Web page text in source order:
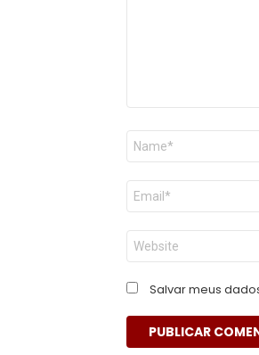
Nome
E-
mail
*
Site
Salvar meus